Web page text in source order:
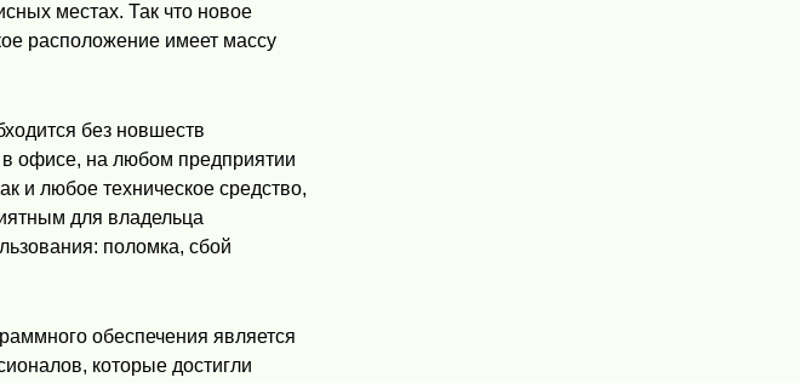
местах. Так что новое
расположение имеет массу
без новшеств
офисе, на любом предприятии
и любое техническое средство,
для владельца
поломка, сбой
обеспечения является
которые достигли